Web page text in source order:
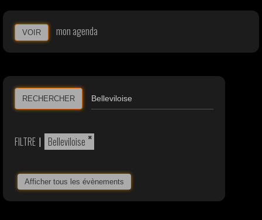
VOIR mon agenda
RECHERCHER
FILTRE | ×
Belleviloise
Afficher tous les évènements